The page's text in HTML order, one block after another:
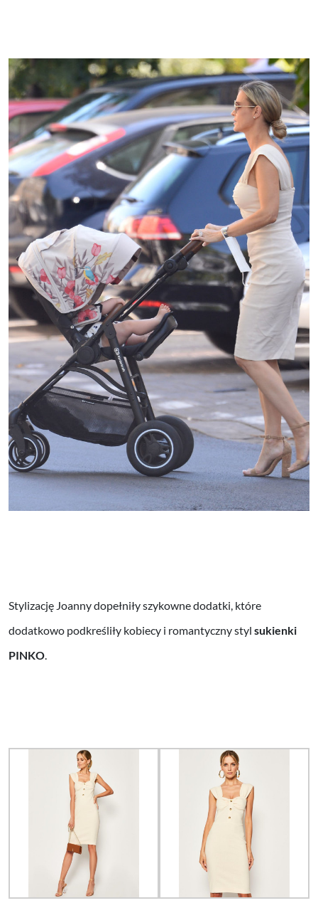
Stylizację Joanny dopełniły szykowne dodatki, które
dodatkowo podkreśliły kobiecy i romantyczny styl sukienki
PINKO